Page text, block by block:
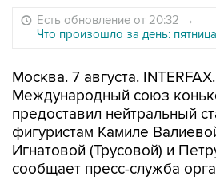
Есть обновление от 20:32 →
Что произошло за день:
Москва. 7 августа.
Международный союз
предоставил нейтральный
фигуристам Камиле
Игнатовой (Трусовой) и
сообщает пресс-служба